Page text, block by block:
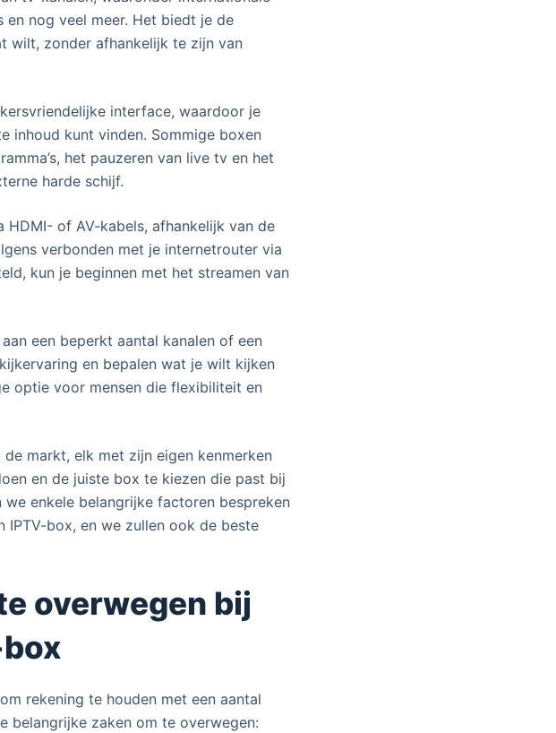
en nog veel meer. Het biedt je de
wilt, zonder afhankelijk te zijn van
interface, waardoor je
inhoud kunt vinden. Sommige boxen
het pauzeren van live tv en het
harde schijf.
HDMI- of AV-kabels, afhankelijk van de
verbonden met je internetrouter via
kun je beginnen met het streamen van
een beperkt aantal kanalen of een
en bepalen wat je wilt kijken
optie voor mensen die flexibiliteit en
markt, elk met zijn eigen kenmerken
en de juiste box te kiezen die past bij
enkele belangrijke factoren bespreken
IPTV-box, en we zullen ook de beste
overwegen bij
rekening te houden met een aantal
belangrijke zaken om te overwegen: